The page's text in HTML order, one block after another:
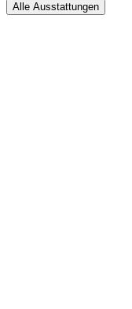
Alle Ausstattungen